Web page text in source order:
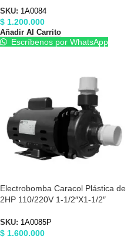
SKU: 1A0084
$ 1.200.000
Añadir Al Carrito
Escríbenos por WhatsApp
Electrobomba Caracol Plástica de
2HP 110/220V 1-1/2″X1-1/2″
SKU: 1A0085P
$ 1.600.000